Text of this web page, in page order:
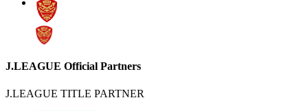
J.LEAGUE Official Partners
J.LEAGUE TITLE PARTNER